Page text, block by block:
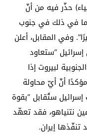
حذّر فيه من أنّ
بما في ذلك في جنوب
وفي المقابل، أعلن
“ستعاود
لبيروت إذا
أنّ أيّ محاولة
إسرائيل ستُقابل “بقوة
نتنياهو، فقد تعهّد
إيران.